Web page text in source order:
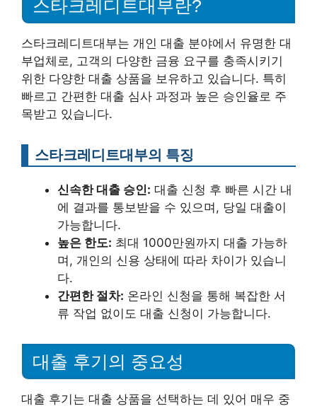
스타크레디트대부란?
스타크레디트대부는 개인 대출 분야에서 유명한 대
부업체로, 고객의 다양한 금융 요구를 충족시키기
위한 다양한 대출 상품을 보유하고 있습니다. 특히
빠르고 간편한 대출 심사 과정과 높은 승인율로 주
목받고 있습니다.
스타크레디트대부의 특징
신속한 대출 승인: 대출 신청 후 빠른 시간 내
에 결과를 통보받을 수 있으며, 당일 대출이
가능합니다.
높은 한도: 최대 1000만원까지 대출 가능하
며, 개인의 신용 상태에 따라 차이가 있습니
다.
간편한 절차: 온라인 신청을 통해 복잡한 서
류 작업 없이도 대출 신청이 가능합니다.
대출 후기의 중요성
대출 후기는 대출 상품을 선택하는 데 있어 매우 중